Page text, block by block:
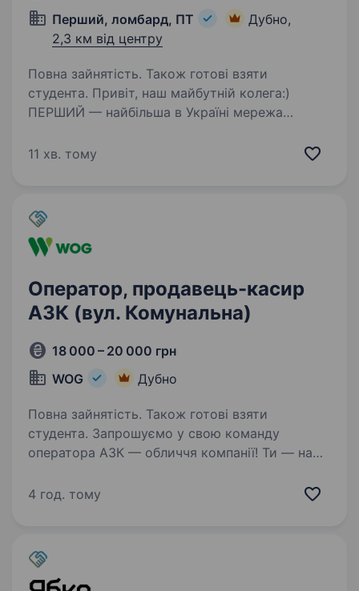
Перший, ломбард, ПТ
Дубно,
2,3 км від центру
Повна зайнятість. Також готові взяти
студента. Привіт, наш майбутній колега:)
ПЕРШИЙ — найбільша в Україні мережа
фінансова компанія, де можна отримати інші
11 хв. тому
Оператор, продавець-касир
АЗК (вул. Комунальна)
18 000 – 20 000 грн
WOG
Дубно
Повна зайнятість. Також готові взяти
студента. Запрошуємо у свою команду
оператора АЗК — обличчя компанії! Ти — наша
до спілкування та готовий/а допомагати
4 год. тому